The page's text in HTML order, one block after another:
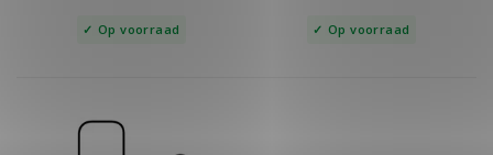
Op voorraad Op voorraad